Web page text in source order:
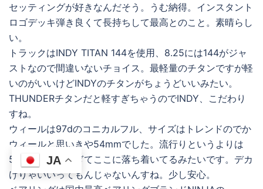
セッティングが好きなんだそう。うむ納得。インスタント
ロゴデッキ弾き良くて長持ちして最高とのこと。素晴らし
い。
トラックはINDY TITAN 144を使用、8.25には144がジャ
ストなので間違いないチョイス。最軽量のチタンですが軽
いのがいいけどINDYのチタンがちょうどいいみたい。
THUNDERチタンだと軽すぎちゃうのでINDY、こだわり
すね。
ウィールは97dのコニカルフル、サイズはトレンドのでか
ウィールと思いきや54mmでした。流行りというよりは
54mmで慣れすぎてここに落ち着いてるみたいです。デカ
けりゃいいってもんじゃないんすね。少し安心。
JA